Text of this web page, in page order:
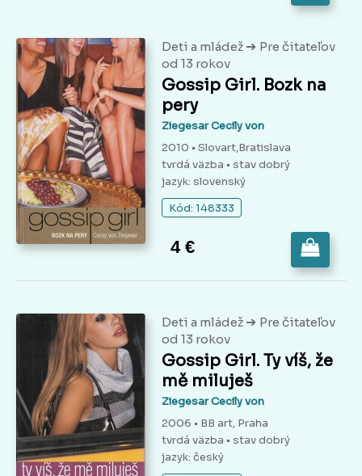
Deti a mládež ➔ Pre čitateľov
od 13 rokov
Gossip Girl. Bozk na
pery
Ziegesar Cecily von
2010 • Slovart,Bratislava
tvrdá väzba • stav dobrý
jazyk: slovenský
Kód: 148333
4 €
Deti a mládež ➔ Pre čitateľov
od 13 rokov
Gossip Girl. Ty víš, že
mě miluješ
Ziegesar Cecily von
2006 • BB art, Praha
tvrdá väzba • stav dobrý
jazyk: český